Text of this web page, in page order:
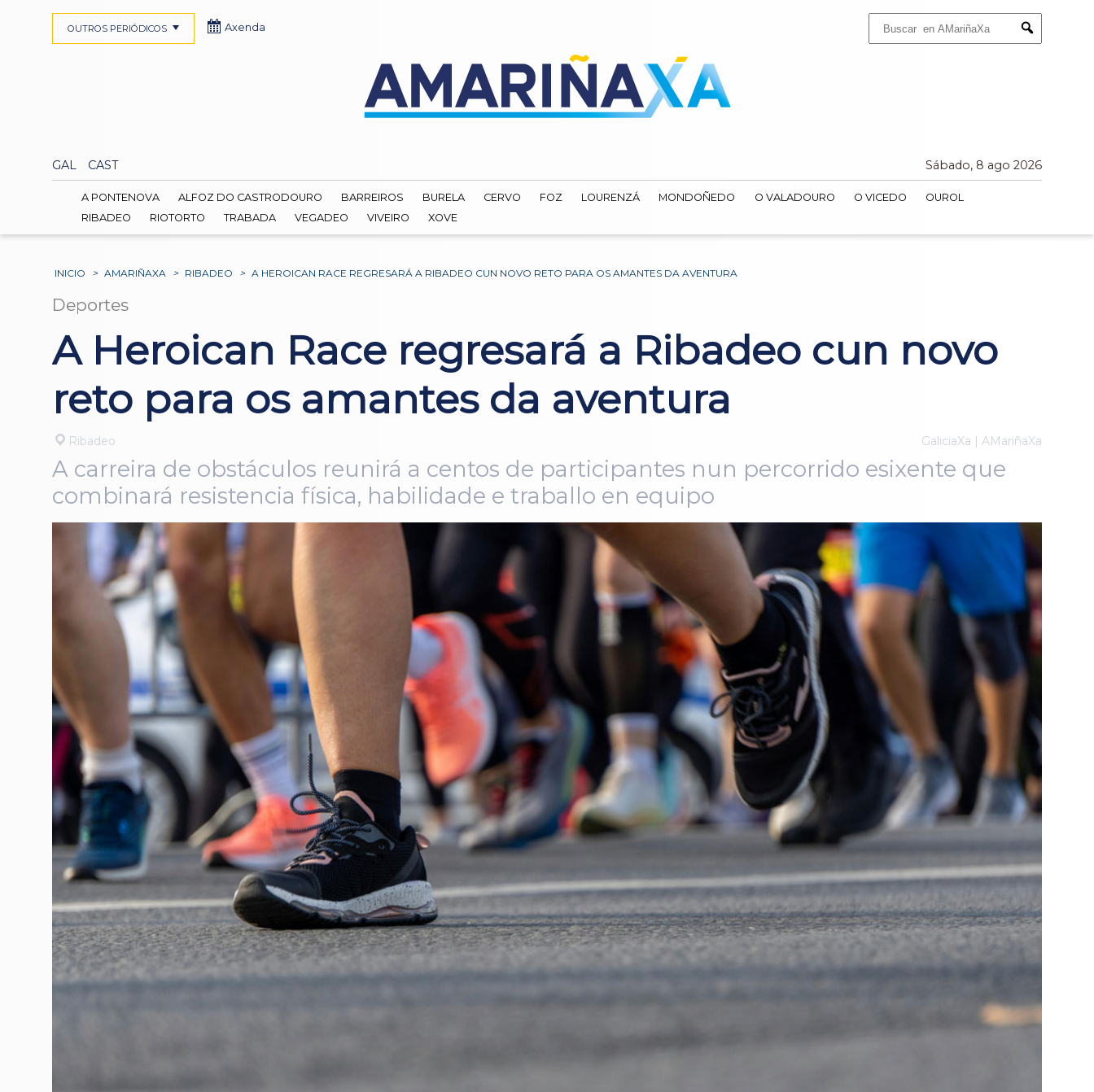
Submit
GAL CAST Sábado, 8 ago 2026
OUTROS PERIÓDICOS Axenda
A PONTENOVA ALFOZ DO CASTRODOURO BARREIROS BURELA CERVO FOZ LOURENZÁ MONDOÑEDO O VALADOURO O VICEDO
OUROL
RIBADEO
RIOTORTO TRABADA VEGADEO VIVEIRO XOVE
INICIO > AMARIÑAXA > RIBADEO > A HEROICAN RACE REGRESARÁ A RIBADEO CUN NOVO RETO PARA OS AMANTES DA AVENTURA
Deportes
A Heroican Race regresará a Ribadeo cun novo
reto para os amantes da aventura
Ribadeo GaliciaXa | AMariñaXa
A carreira de obstáculos reunirá a centos de participantes nun percorrido esixente que
combinará resistencia física, habilidade e traballo en equipo